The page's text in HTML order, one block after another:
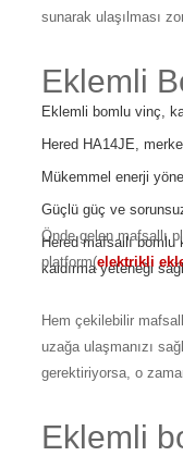
sunarak ulaşılması
Eklemli
Eklemli bomlu vinç,
Hered HA14JE,
Mükemmel enerji
Güçlü güç ve
Hered mafsallı bomlu
kaldırma yeteneği
Önde gelen mafsallı
platform(elektrikli
Hem çekilebilir
uzağa ulaşmanızı
gerektiriyorsa, o
Eklemli